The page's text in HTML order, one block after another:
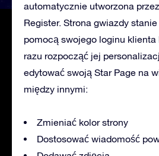
automatycznie utworzona
Register. Strona gwiazdy
pomocą swojego loginu klienta
razu rozpocząć jej
edytować swoją Star Page na
między innymi:
Zmieniać kolor strony
Dostosować wiadomość